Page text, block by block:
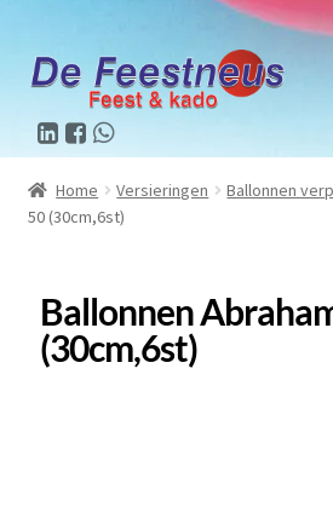
Home Versieringen Ballonnen
50 (30cm,6st)
Ballonnen
(30cm,6st)